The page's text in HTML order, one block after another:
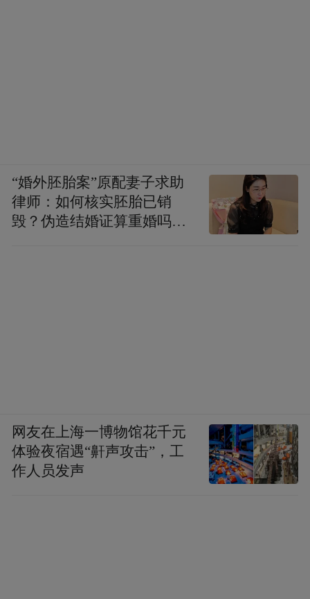
“婚外胚胎案”原配妻子求助
律师：如何核实胚胎已销
毁？伪造结婚证算重婚吗？
网友在上海一博物馆花千元
体验夜宿遇“鼾声攻击”，工
作人员发声